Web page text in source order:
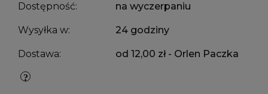
Dostępność: na wyczerpaniu
Wysyłka w: 24 godziny
Dostawa: od 12,00 zł - Orlen Paczka